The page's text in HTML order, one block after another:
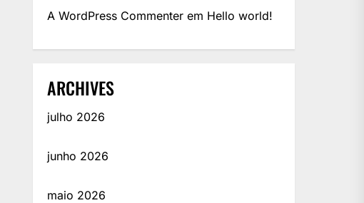
A WordPress Commenter em Hello world!
ARCHIVES
julho 2026
junho 2026
maio 2026